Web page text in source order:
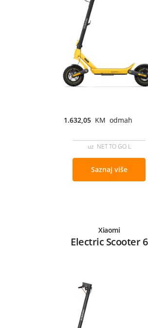
1.632,05 KM odmah
uz NET TO GO L
Saznaj više
Xiaomi
Electric Scooter 6